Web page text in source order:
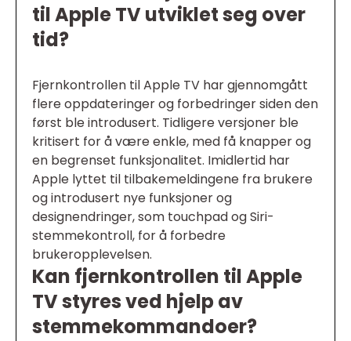
til Apple TV utviklet seg over
tid?
Fjernkontrollen til Apple TV har gjennomgått
flere oppdateringer og forbedringer siden den
først ble introdusert. Tidligere versjoner ble
kritisert for å være enkle, med få knapper og
en begrenset funksjonalitet. Imidlertid har
Apple lyttet til tilbakemeldingene fra brukere
og introdusert nye funksjoner og
designendringer, som touchpad og Siri-
stemmekontroll, for å forbedre
brukeropplevelsen.
Kan fjernkontrollen til Apple
TV styres ved hjelp av
stemmekommandoer?